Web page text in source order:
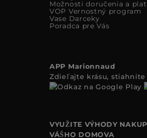
Možnosti doručenia a
VOP Vernostný program
Vase Darceky
Poradca pre Vás
APP Marionnaud
Zdieľajte krásu,
VYUŽITE VÝHODY
VÁŠHO DOMOVA